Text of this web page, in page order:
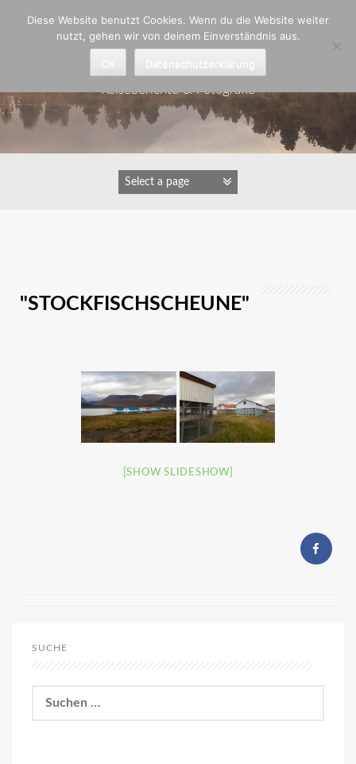
Astrid Padberg
Reiseberichte & Fotografie
"STOCKFISCHSCHEUNE"
[SHOW SLIDESHOW]
SUCHE
nach:
Diese Website benutzt Cookies. Wenn du die Website weiter
nutzt, gehen wir von deinem Einverständnis aus.